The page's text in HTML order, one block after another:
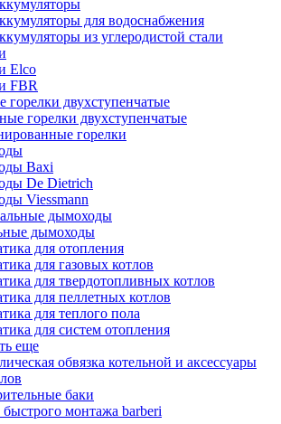
для водоснабжения
из углеродистой стали
Elco
FBR
горелки двухступенчатые
горелки двухступенчатые
горелки
Baxi
De Dietrich
Viessmann
дымоходы
дымоходы
для отопления
для газовых котлов
для твердотопливных котлов
для пеллетных котлов
для теплого пола
для систем отопления
еще
обвязка котельной и аксессуары
баки
монтажа barberi